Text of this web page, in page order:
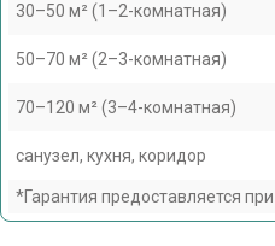
30–50 м² (1–2-комнатная)
50–70 м² (2–3-комнатная)
70–120 м² (3–4-комнатная)
санузел, кухня, коридор
*Гарантия предоставляется